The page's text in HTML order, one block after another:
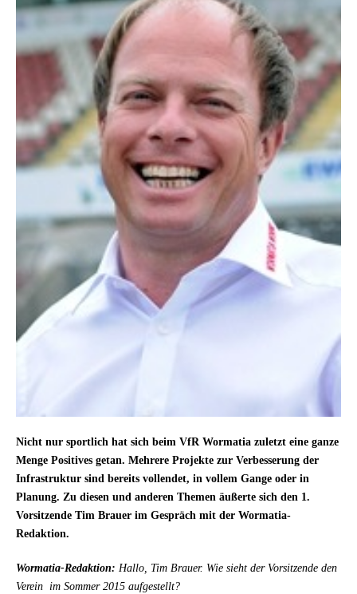
Nicht nur sportlich hat sich beim VfR Wormatia zuletzt eine ganze
Menge Positives getan. Mehrere Projekte zur Verbesserung der
Infrastruktur sind bereits vollendet, in vollem Gange oder in
Planung. Zu diesen und anderen Themen äußerte sich den 1.
Vorsitzende Tim Brauer im Gespräch mit der Wormatia-
Redaktion.
Wormatia-Redaktion: Hallo, Tim Brauer. Wie sieht der Vorsitzende den
Verein im Sommer 2015 aufgestellt?